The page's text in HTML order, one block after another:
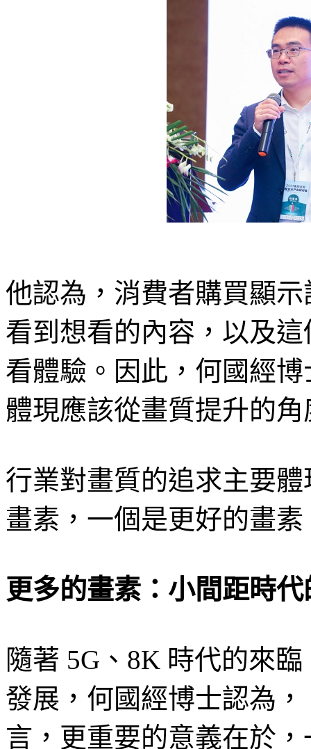
他認為，消費者購買顯
看到想看的內容，以及
看體驗。因此，何國經
體現應該從畫質提升的
行業對畫質的追求主要
畫素，一個是更好的畫素
更多的畫素：小間距時代
隨著 5G、8K 時代的來
發展，何國經博士認為
言，更重要的意義在於